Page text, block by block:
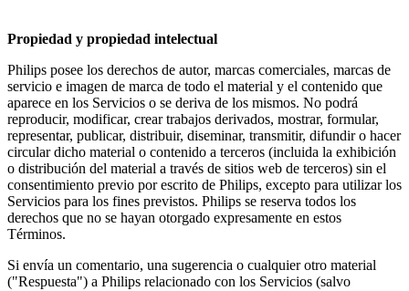
Propiedad y propiedad intelectual
Philips posee los derechos de autor, marcas comerciales, marcas de
servicio e imagen de marca de todo el material y el contenido que
aparece en los Servicios o se deriva de los mismos. No podrá
reproducir, modificar, crear trabajos derivados, mostrar, formular,
representar, publicar, distribuir, diseminar, transmitir, difundir o hacer
circular dicho material o contenido a terceros (incluida la exhibición
o distribución del material a través de sitios web de terceros) sin el
consentimiento previo por escrito de Philips, excepto para utilizar los
Servicios para los fines previstos. Philips se reserva todos los
derechos que no se hayan otorgado expresamente en estos
Términos.
Si envía un comentario, una sugerencia o cualquier otro material
("Respuesta") a Philips relacionado con los Servicios (salvo